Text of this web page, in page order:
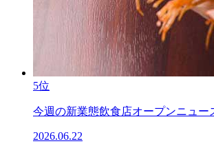
5位
今週の新業態飲食店オープンニュー
2026.06.22